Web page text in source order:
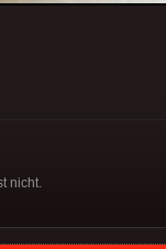
nicht.